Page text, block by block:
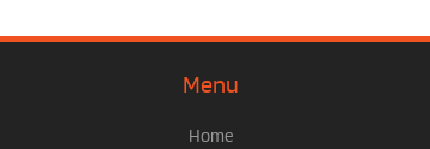
Menu
Home